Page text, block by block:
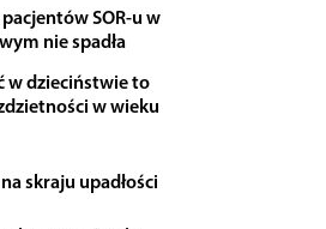
SOR-u w
nie spadła
w dzieciństwie to
w wieku
skraju upadłości